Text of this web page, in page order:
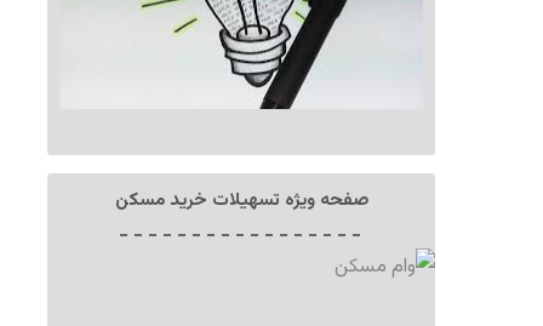
صفحه ویژه تسهیلات خرید مسکن